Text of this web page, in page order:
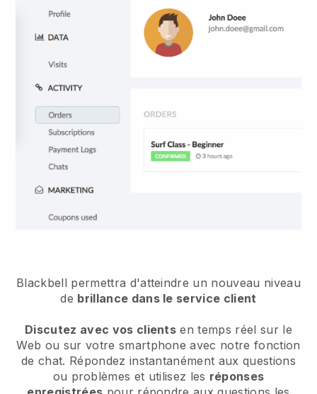
Blackbell permettra d'atteindre un nouveau niveau
de brillance dans le service client
Discutez avec vos clients en temps réel sur le
Web ou sur votre smartphone avec notre fonction
de chat. Répondez instantanément aux questions
ou problèmes et utilisez les réponses